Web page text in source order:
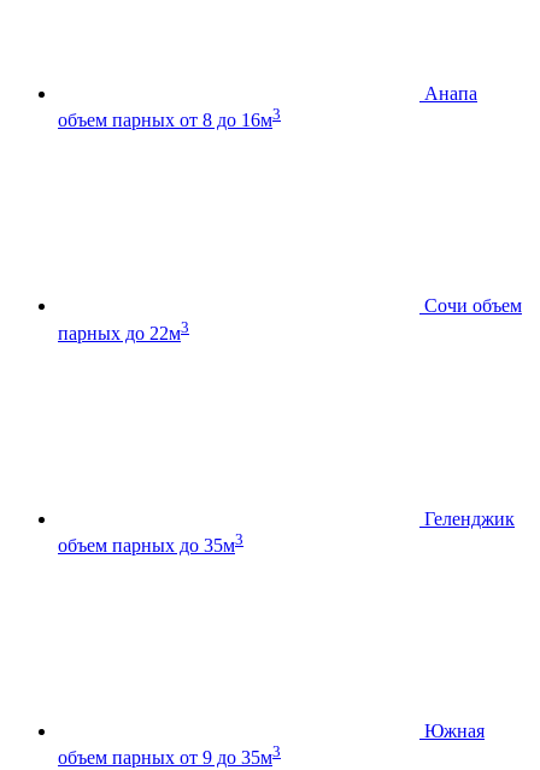
Анапа
объем парных от 8 до 16м3
Сочи объем
парных до 22м3
Геленджик
объем парных до 35м3
Южная
объем парных от 9 до 35м3